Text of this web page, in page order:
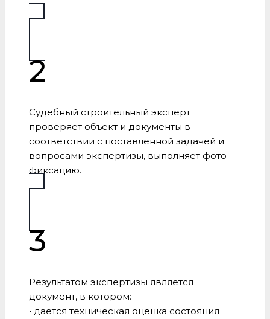
2
Судебный строительный эксперт
проверяет объект и документы в
соответствии с поставленной задачей и
вопросами экспертизы, выполняет фото
фиксацию.
3
Результатом экспертизы является
документ, в котором:
• дается техническая оценка состояния